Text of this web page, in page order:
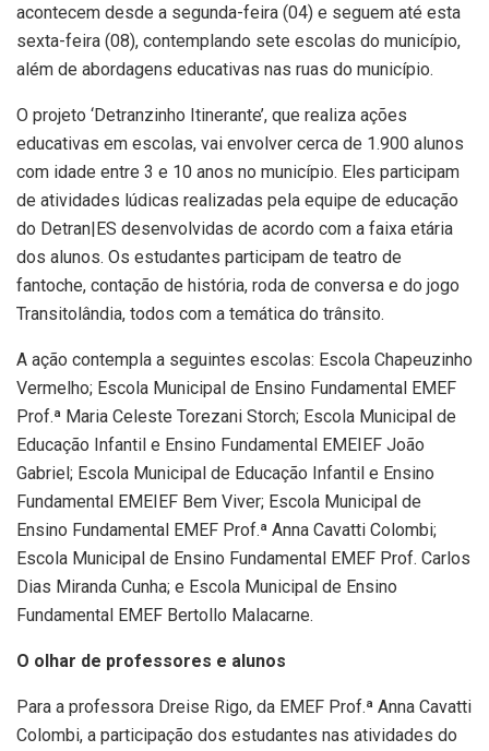
acontecem desde a segunda-feira (04) e seguem até esta
sexta-feira (08), contemplando sete escolas do município,
além de abordagens educativas nas ruas do município.
O projeto ‘Detranzinho Itinerante’, que realiza ações
educativas em escolas, vai envolver cerca de 1.900 alunos
com idade entre 3 e 10 anos no município. Eles participam
de atividades lúdicas realizadas pela equipe de educação
do Detran|ES desenvolvidas de acordo com a faixa etária
dos alunos. Os estudantes participam de teatro de
fantoche, contação de história, roda de conversa e do jogo
Transitolândia, todos com a temática do trânsito.
A ação contempla a seguintes escolas: Escola Chapeuzinho
Vermelho; Escola Municipal de Ensino Fundamental EMEF
Prof.ª Maria Celeste Torezani Storch; Escola Municipal de
Educação Infantil e Ensino Fundamental EMEIEF João
Gabriel; Escola Municipal de Educação Infantil e Ensino
Fundamental EMEIEF Bem Viver; Escola Municipal de
Ensino Fundamental EMEF Prof.ª Anna Cavatti Colombi;
Escola Municipal de Ensino Fundamental EMEF Prof. Carlos
Dias Miranda Cunha; e Escola Municipal de Ensino
Fundamental EMEF Bertollo Malacarne.
O olhar de professores e alunos
Para a professora Dreise Rigo, da EMEF Prof.ª Anna Cavatti
Colombi, a participação dos estudantes nas atividades do